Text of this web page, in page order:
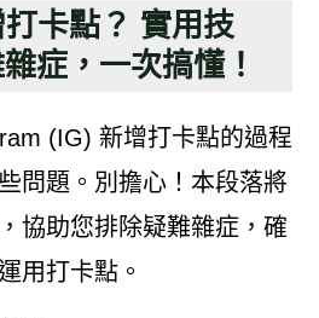
卡點？ 實用技
症，一次搞懂！
(IG) 新增打卡點的過程
問題。別擔心！本段落將
協助您排除疑難雜症，確
用打卡點。